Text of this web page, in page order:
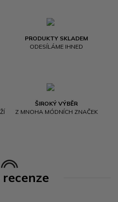
PRODUKTY SKLADEM
ODESÍLÁME IHNED
ŠIROKÝ VÝBĚR
Z MNOHA MÓDNÍCH ZNAČEK
recenze